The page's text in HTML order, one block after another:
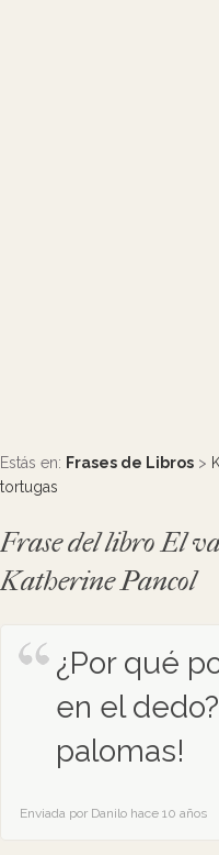
Estás en: Frases de Libros >
tortugas
Frase del libro El
Katherine Pancol
¿Por qué
en el
palomas!
Enviada por Danilo hace 10 años